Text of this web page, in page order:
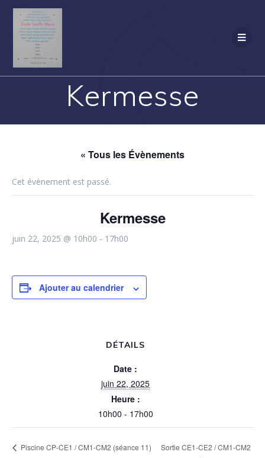
Kermesse
« Tous les Évènements
Cet évènement est passé.
Kermesse
juin 22, 2025 @ 10h00 - 17h00
Ajouter au calendrier
DÉTAILS
Date :
juin 22, 2025
Heure :
10h00 - 17h00
Piscine CP-CE1 / CM1-CM2 (séance 11) Sortie CE1-CE2 / CM1-CM2